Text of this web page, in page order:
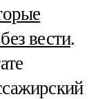
вести.